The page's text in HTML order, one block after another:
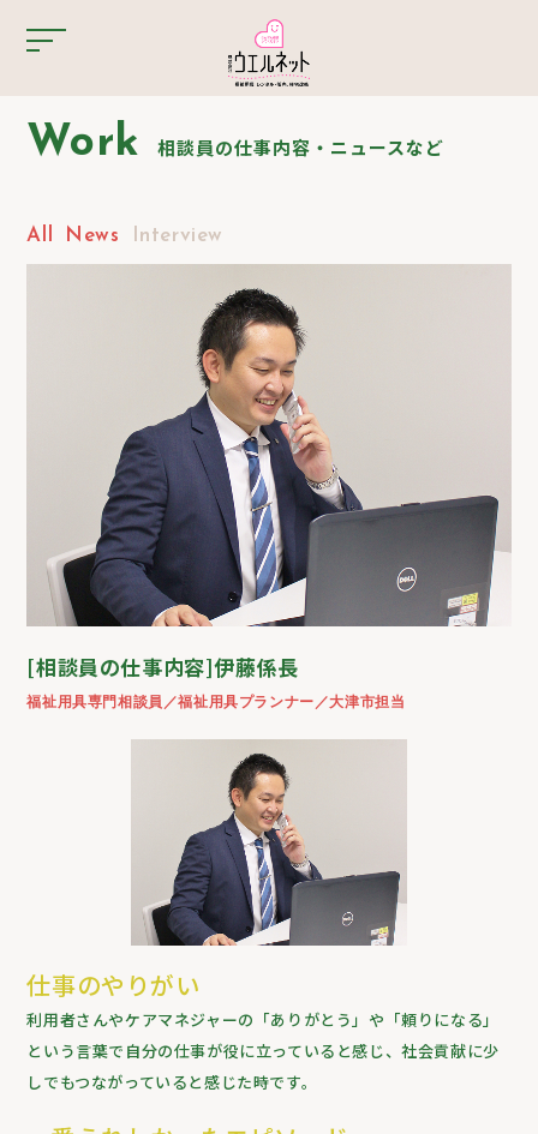
Work 相談員の仕事内容・ニュースなど
All News Interview
[相談員の仕事内容]伊藤係長
福祉用具専門相談員／福祉用具プランナー／大津市担当
仕事のやりがい
利用者さんやケアマネジャーの「ありがとう」や「頼りになる」
という言葉で自分の仕事が役に立っていると感じ、社会貢献に少
しでもつながっていると感じた時です。